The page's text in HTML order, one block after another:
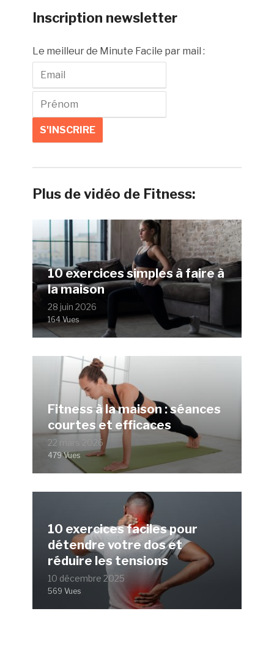
Inscription newsletter
Le meilleur de Minute Facile par mail :
Plus de vidéo de Fitness:
10 exercices simples à faire à
la maison
28 juin 2026
164 Vues
Fitness à la maison : séances
courtes et efficaces
22 mars 2026
479 Vues
10 exercices faciles pour
détendre votre dos et
réduire les tensions
10 décembre 2025
569 Vues